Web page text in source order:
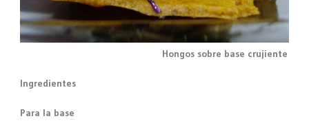
Hongos sobre base crujiente
Ingredientes
Para la base